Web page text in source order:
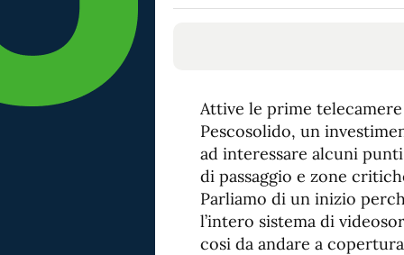
Attive le prime
Pescosolido, un
ad interessare alcuni
di passaggio e zone
Parliamo di un inizio
l’intero sistema di
cosi da andare a